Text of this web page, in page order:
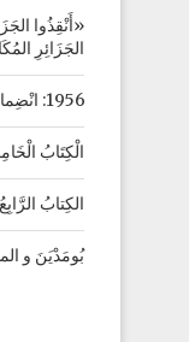
الجَزَائِرِ
1956: انْضِمامُ بِن نَبِي إِلى جَبْهَةِ التَّحْرِيرِ الوَطَنِيِّ
الْكِتَابُ
الكِتابُ
بُومَدْيَنَ و